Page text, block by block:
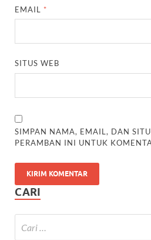
EMAIL *
SITUS WEB
SIMPAN NAMA, EMAIL, DAN
PERAMBAN INI UNTUK
CARI